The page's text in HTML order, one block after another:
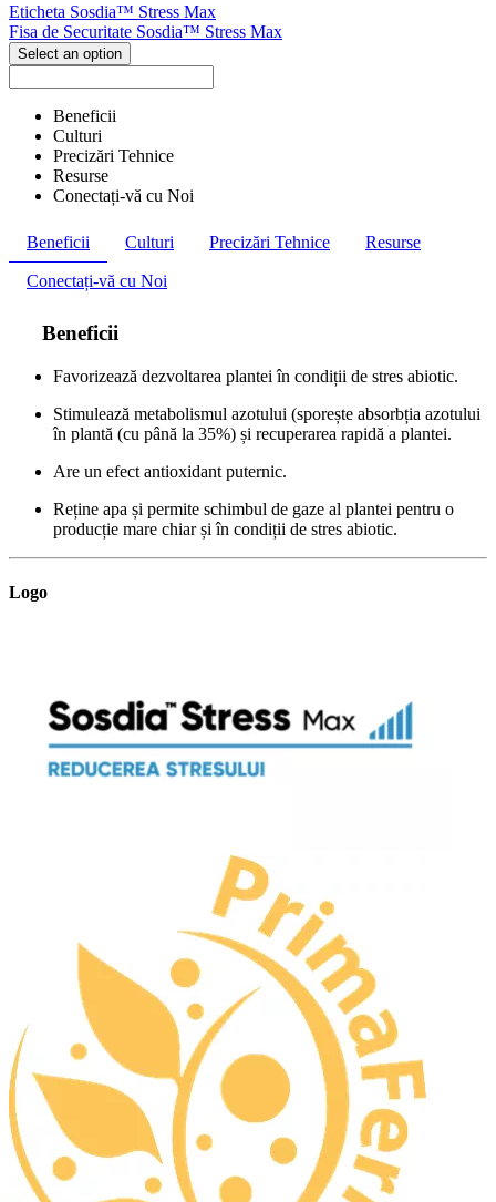
Eticheta Sosdia™ Stress Max
Fisa de Securitate Sosdia™ Stress Max
Select an option
Beneficii
Culturi
Precizări Tehnice
Resurse
Conectați-vă cu Noi
Beneficii Culturi Precizări Tehnice Resurse
Conectați-vă cu Noi
Beneficii
Favorizează dezvoltarea plantei în condiții de stres abiotic.
Stimulează metabolismul azotului (sporește absorbția azotului
în plantă (cu până la 35%) și recuperarea rapidă a plantei.
Are un efect antioxidant puternic.
Reține apa și permite schimbul de gaze al plantei pentru o
producție mare chiar și în condiții de stres abiotic.
Logo